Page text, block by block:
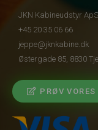
JKN Kabineudstyr ApS
+45 20 35 06 66
jeppe@jknkabine.dk
Østergade 85, 8830
PRØV VORES